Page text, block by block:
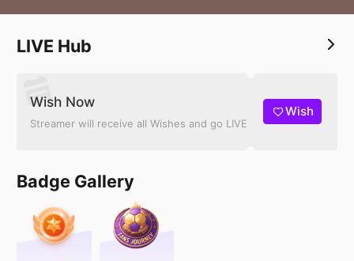
LIVE Hub
Wish Now
Streamer will receive all Wishes and go LIVE
Wish
Badge Gallery